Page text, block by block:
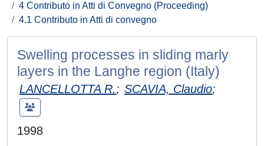
4 Contributo in Atti di Convegno (Proceeding)
4.1 Contributo in Atti di convegno
Swelling processes in sliding marly
layers in the Langhe region (Italy)
LANCELLOTTA R.; SCAVIA, Claudio;
1998